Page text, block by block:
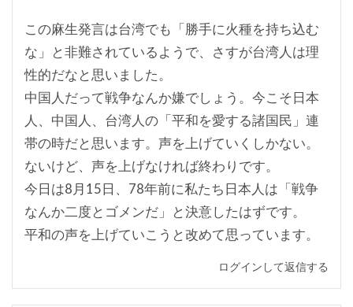
この麻生発言は台湾でも「勝手に火種を持ち込む
な」と非難されているようで、さすが台湾人は理
性的だなと思いました。
中国人だって戦争なんか嫌でしょう。今こそ日本
人、中国人、台湾人の「平和を愛する諸国民」連
帯の時だと思います。声を上げていくしかない。
ないけど、声を上げなければ終わりです。
今日は8月15日、78年前に私たち日本人は「戦争
なんか二度とゴメンだ」と決意したはずです。
平和の声を上げていこうと改めて思っています。
ログインして返信する